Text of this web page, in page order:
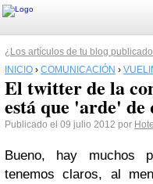
¿Los artículos de tu blog
INICIO › COMUNICACIÓN ›
El twitter de la
está que 'arde' de
Publicado el 09 julio 2012 por
Bueno, hay muchos
tenemos claros, al